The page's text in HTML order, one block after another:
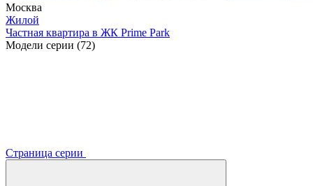
Москва
Жилой
Частная квартира в ЖК Prime Park
Модели серии (72)
Страница серии